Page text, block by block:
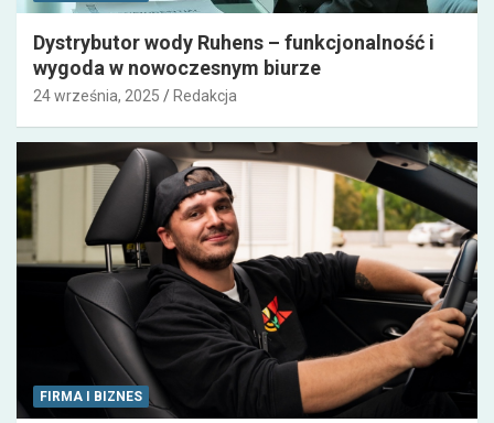
Dystrybutor wody Ruhens – funkcjonalność i
wygoda w nowoczesnym biurze
24 września, 2025 Redakcja
FIRMA I BIZNES